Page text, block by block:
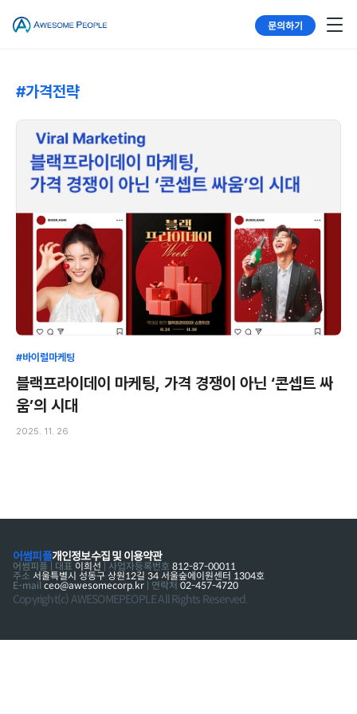
문의하기
#가격전략
#바이럴마케팅
블랙프라이데이 마케팅, 가격 경쟁이 아닌 ‘콘셉트 싸
움’의 시대
2025. 11. 26
어썸피플개인정보수집 및 이용약관
어썸피플 | 대표 이희선 | 사업자등록번호 812-87-00011
주소 서울특별시 성동구 상원12길 34 서울숲에이원센터 1304호
E-mail ceo@awesomecorp.kr | 연락처 02-457-4720
Copyright(c) AWESOMEPEOPLE All Rights Reserved.